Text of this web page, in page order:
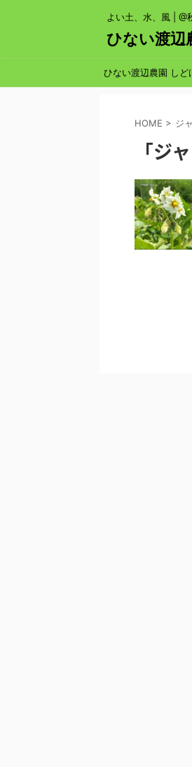
よい土、水、風 | @
ひない渡辺
ひない渡辺農園 しど
HOME > ジ
「ジ